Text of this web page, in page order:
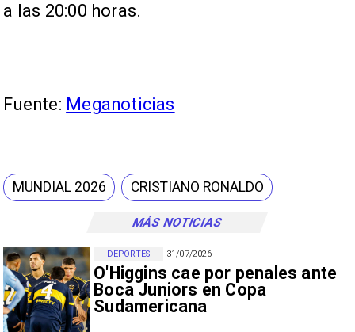
MÁS NOTICIAS
31/07/2026
O'Higgins cae por penales ante
Boca Juniors en Copa
Sudamericana
DEPORTES
a las 20:00 horas.
Fuente: Meganoticias
MUNDIAL 2026 CRISTIANO RONALDO